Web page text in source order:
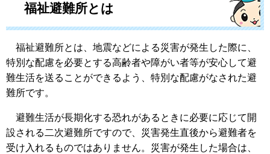
福祉避難所とは
福祉避難所とは、地震などによる災害が発生した際に、
特別な配慮を必要とする高齢者や障がい者等が安心して避
難生活を送ることができるよう、特別な配慮がなされた避
難所です。
避難生活が長期化する恐れがあるときに必要に応じて開
設される二次避難所ですので、災害発生直後から避難者を
受け入れるものではありません。災害が発生した場合は、